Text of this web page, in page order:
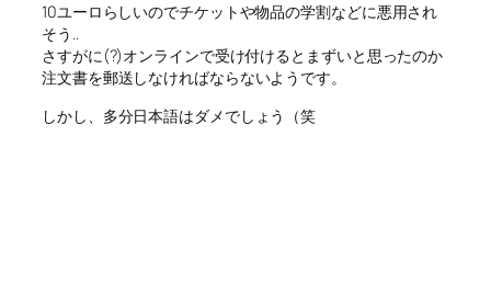
10ユーロらしいのでチケットや物品の学割などに悪用され
そう..
さすがに(?)オンラインで受け付けるとまずいと思ったのか
注文書を郵送しなければならないようです。
しかし、多分日本語はダメでしょう（笑